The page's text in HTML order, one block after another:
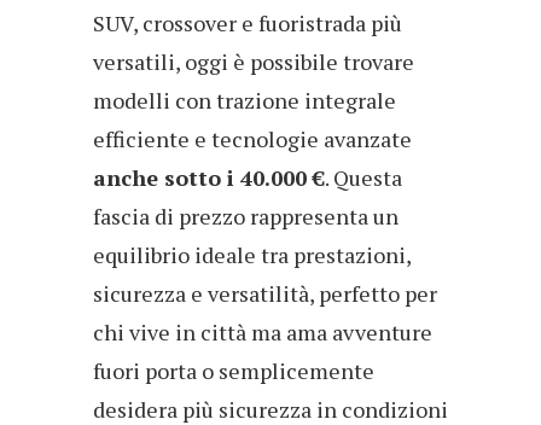
SUV, crossover e fuoristrada più
versatili, oggi è possibile trovare
modelli con trazione integrale
efficiente e tecnologie avanzate
anche sotto i 40.000 €. Questa
fascia di prezzo rappresenta un
equilibrio ideale tra prestazioni,
sicurezza e versatilità, perfetto per
chi vive in città ma ama avventure
fuori porta o semplicemente
desidera più sicurezza in condizioni